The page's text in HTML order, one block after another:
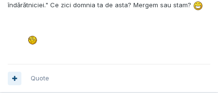
îndărătniciei." Ce zici domnia ta de asta? Mergem sau stam?
Quote